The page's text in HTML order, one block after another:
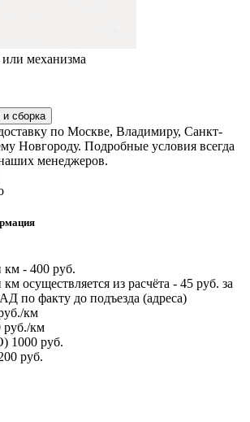
механизма
сборка
по Москве, Владимиру, Санкт-
Новгороду. Подробные условия всегда
менеджеров.
км - 400 руб.
осуществляется из расчёта - 45 руб. за
факту до подъезда (адреса)
км
руб./км
1000 руб.
руб.